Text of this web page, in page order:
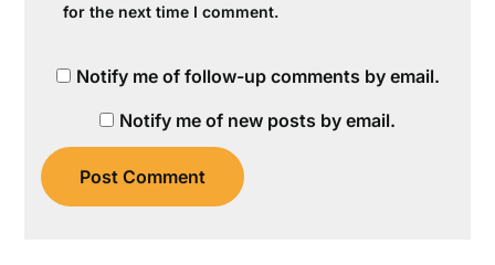
for the next time I comment.
Notify me of follow-up comments by email.
Notify me of new posts by email.